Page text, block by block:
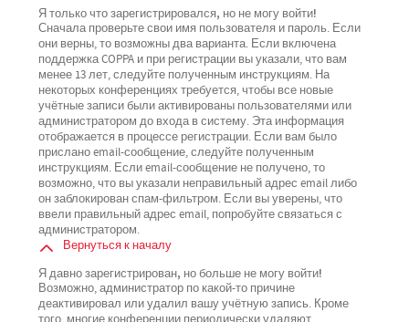
Я только что зарегистрировался, но не могу войти!
Сначала проверьте свои имя пользователя и пароль. Если
они верны, то возможны два варианта. Если включена
поддержка COPPA и при регистрации вы указали, что вам
менее 13 лет, следуйте полученным инструкциям. На
некоторых конференциях требуется, чтобы все новые
учётные записи были активированы пользователями или
администратором до входа в систему. Эта информация
отображается в процессе регистрации. Если вам было
прислано email-сообщение, следуйте полученным
инструкциям. Если email-сообщение не получено, то
возможно, что вы указали неправильный адрес email либо
он заблокирован спам-фильтром. Если вы уверены, что
ввели правильный адрес email, попробуйте связаться с
администратором.
Вернуться к началу
Я давно зарегистрирован, но больше не могу войти!
Возможно, администратор по какой-то причине
деактивировал или удалил вашу учётную запись. Кроме
того, многие конференции периодически удаляют